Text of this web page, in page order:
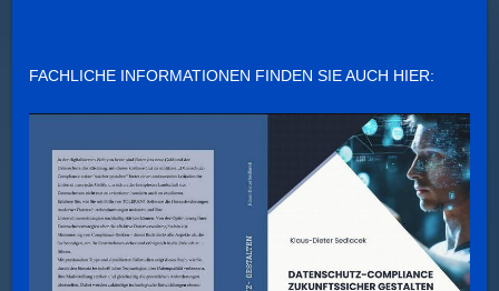
FACHLICHE INFORMATIONEN FINDEN SIE AUCH HIER: